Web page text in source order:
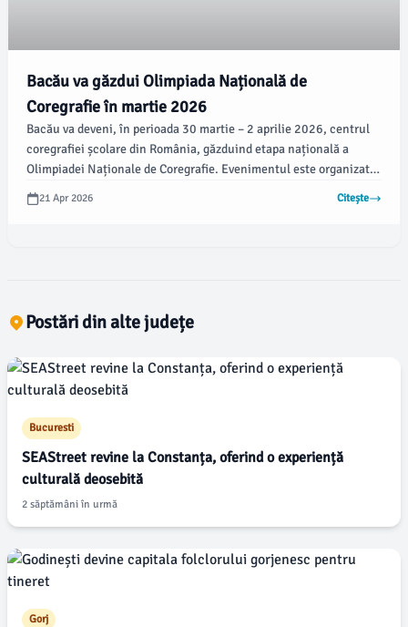
Bacău va găzdui Olimpiada Națională de
Coregrafie în martie 2026
Bacău va deveni, în perioada 30 martie – 2 aprilie 2026, centrul
coregrafiei școlare din România, găzduind etapa națională a
Olimpiadei Naționale de Coregrafie. Evenimentul este organizat
de Inspectoratul Școlar Județean Bacău, în colaborare cu
Colegiul Național de Artă „George Apostu” Bacău, sub egida
21 Apr 2026 Citește
Postări din alte județe
Bucuresti
SEAStreet revine la Constanța, oferind o experiență
culturală deosebită
2 săptămâni în urmă
Gorj